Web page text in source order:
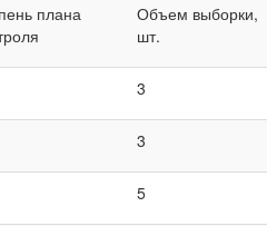
плана
Объем выборки,
шт.
3
3
5